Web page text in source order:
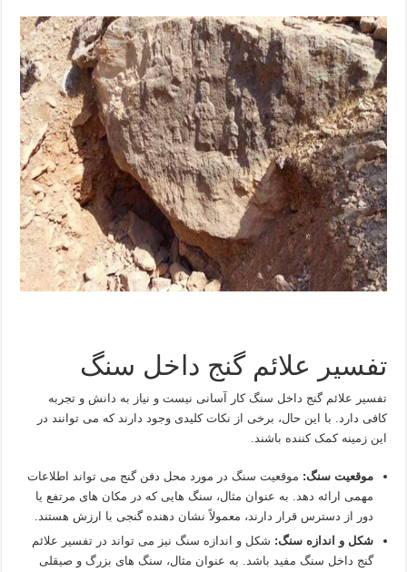
تفسیر علائم گنج داخل سنگ
تفسیر علائم گنج داخل سنگ کار آسانی نیست و نیاز به دانش و تجربه
کافی دارد. با این حال، برخی از نکات کلیدی وجود دارند که می توانند در
این زمینه کمک کننده باشند.
موقعیت سنگ: موقعیت سنگ در مورد محل دفن گنج می تواند اطلاعات
مهمی ارائه دهد. به عنوان مثال، سنگ هایی که در مکان های مرتفع یا
دور از دسترس قرار دارند، معمولاً نشان دهنده گنجی با ارزش هستند.
شکل و اندازه سنگ: شکل و اندازه سنگ نیز می تواند در تفسیر علائم
گنج داخل سنگ مفید باشد. به عنوان مثال، سنگ های بزرگ و صیقلی